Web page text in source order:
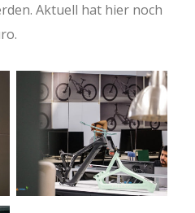
Aktuell hat hier noch